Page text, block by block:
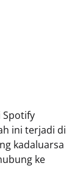
Spotify
ini terjadi di
kadaluarsa
ke